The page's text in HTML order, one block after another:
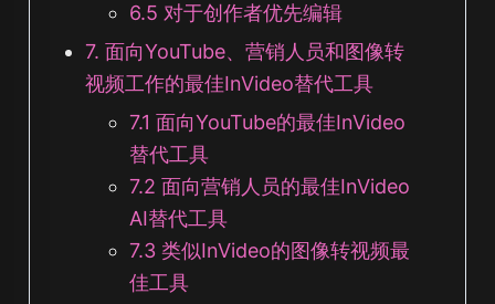
6.5 对于创作者优先编辑
7. 面向YouTube、营销人员和图像转
视频工作的最佳InVideo替代工具
7.1 面向YouTube的最佳InVideo
替代工具
7.2 面向营销人员的最佳InVideo
AI替代工具
7.3 类似InVideo的图像转视频最
佳工具